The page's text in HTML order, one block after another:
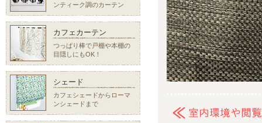
ンティーク調のカーテン
カフェカーテン
つっぱり棒で戸棚や本棚の
目隠しにもOK！
シェード
カフェシェードからローマ
ンシェードまで